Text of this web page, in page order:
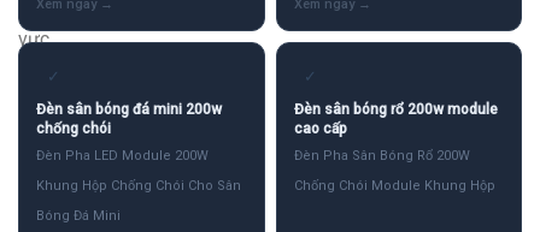
khu
vực
không
gian
mở
yêu
cầu
✓
Đèn sân bóng đá mini 200w
chống chói
Đèn Pha LED Module 200W
Khung Hộp Chống Chói Cho Sân
Bóng Đá Mini
✓
Đèn sân bóng rổ 200w module
cao cấp
Đèn Pha Sân Bóng Rổ 200W
Chống Chói Module Khung Hộp